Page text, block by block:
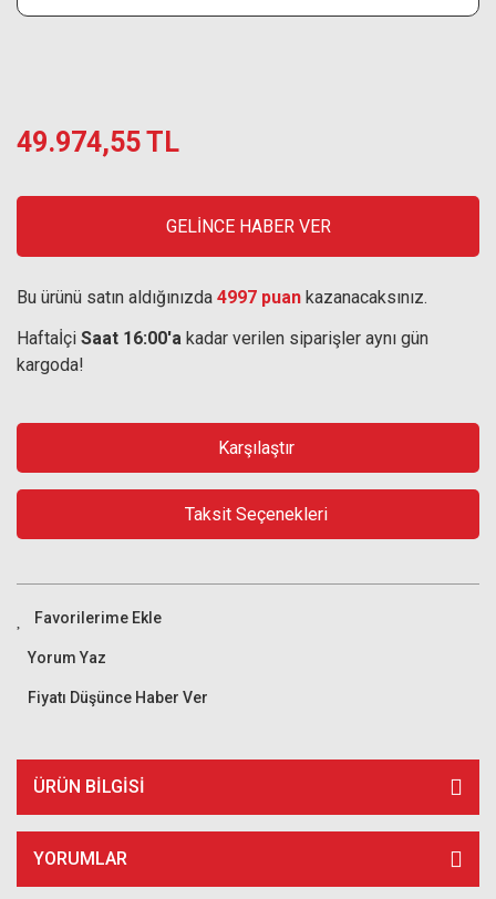
49.974,55 TL
GELİNCE HABER VER
Bu ürünü satın aldığınızda 4997 puan kazanacaksınız.
Haftaİçi Saat 16:00'a kadar verilen siparişler aynı gün
kargoda!
Karşılaştır
Taksit Seçenekleri
Yorum Yaz
Fiyatı Düşünce Haber Ver
ÜRÜN BILGISI
YORUMLAR